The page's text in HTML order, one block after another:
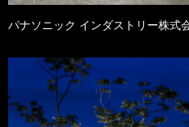
パナソニック インダストリー株式